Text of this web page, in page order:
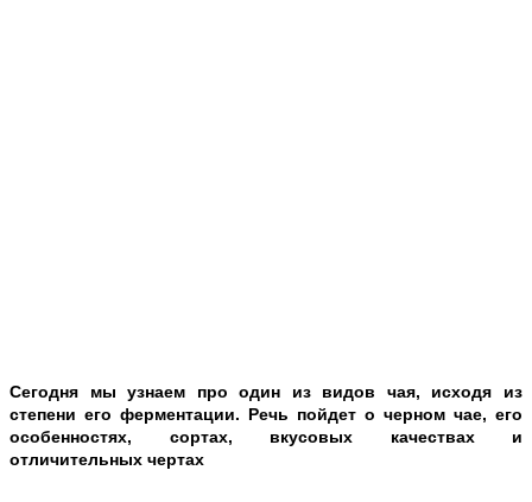
Сегодня мы узнаем про один из видов чая, исходя из
степени его ферментации. Речь пойдет о черном чае, его
особенностях, сортах, вкусовых качествах и
отличительных чертах